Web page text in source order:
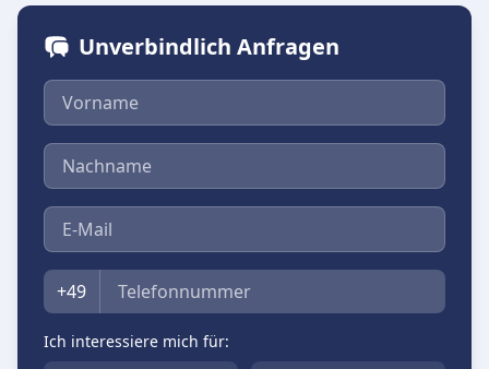
Unverbindlich Anfragen
Vorname
Nachname
E-Mail
Telefon
+49
Ich interessiere mich für: